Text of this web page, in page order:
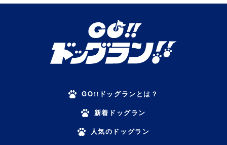
GO!!ドッグランとは？
新着ドッグラン
人気のドッグラン